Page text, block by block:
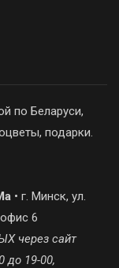
по Беларуси,
подарки.
• г. Минск, ул.
6
через сайт
до 19-00,